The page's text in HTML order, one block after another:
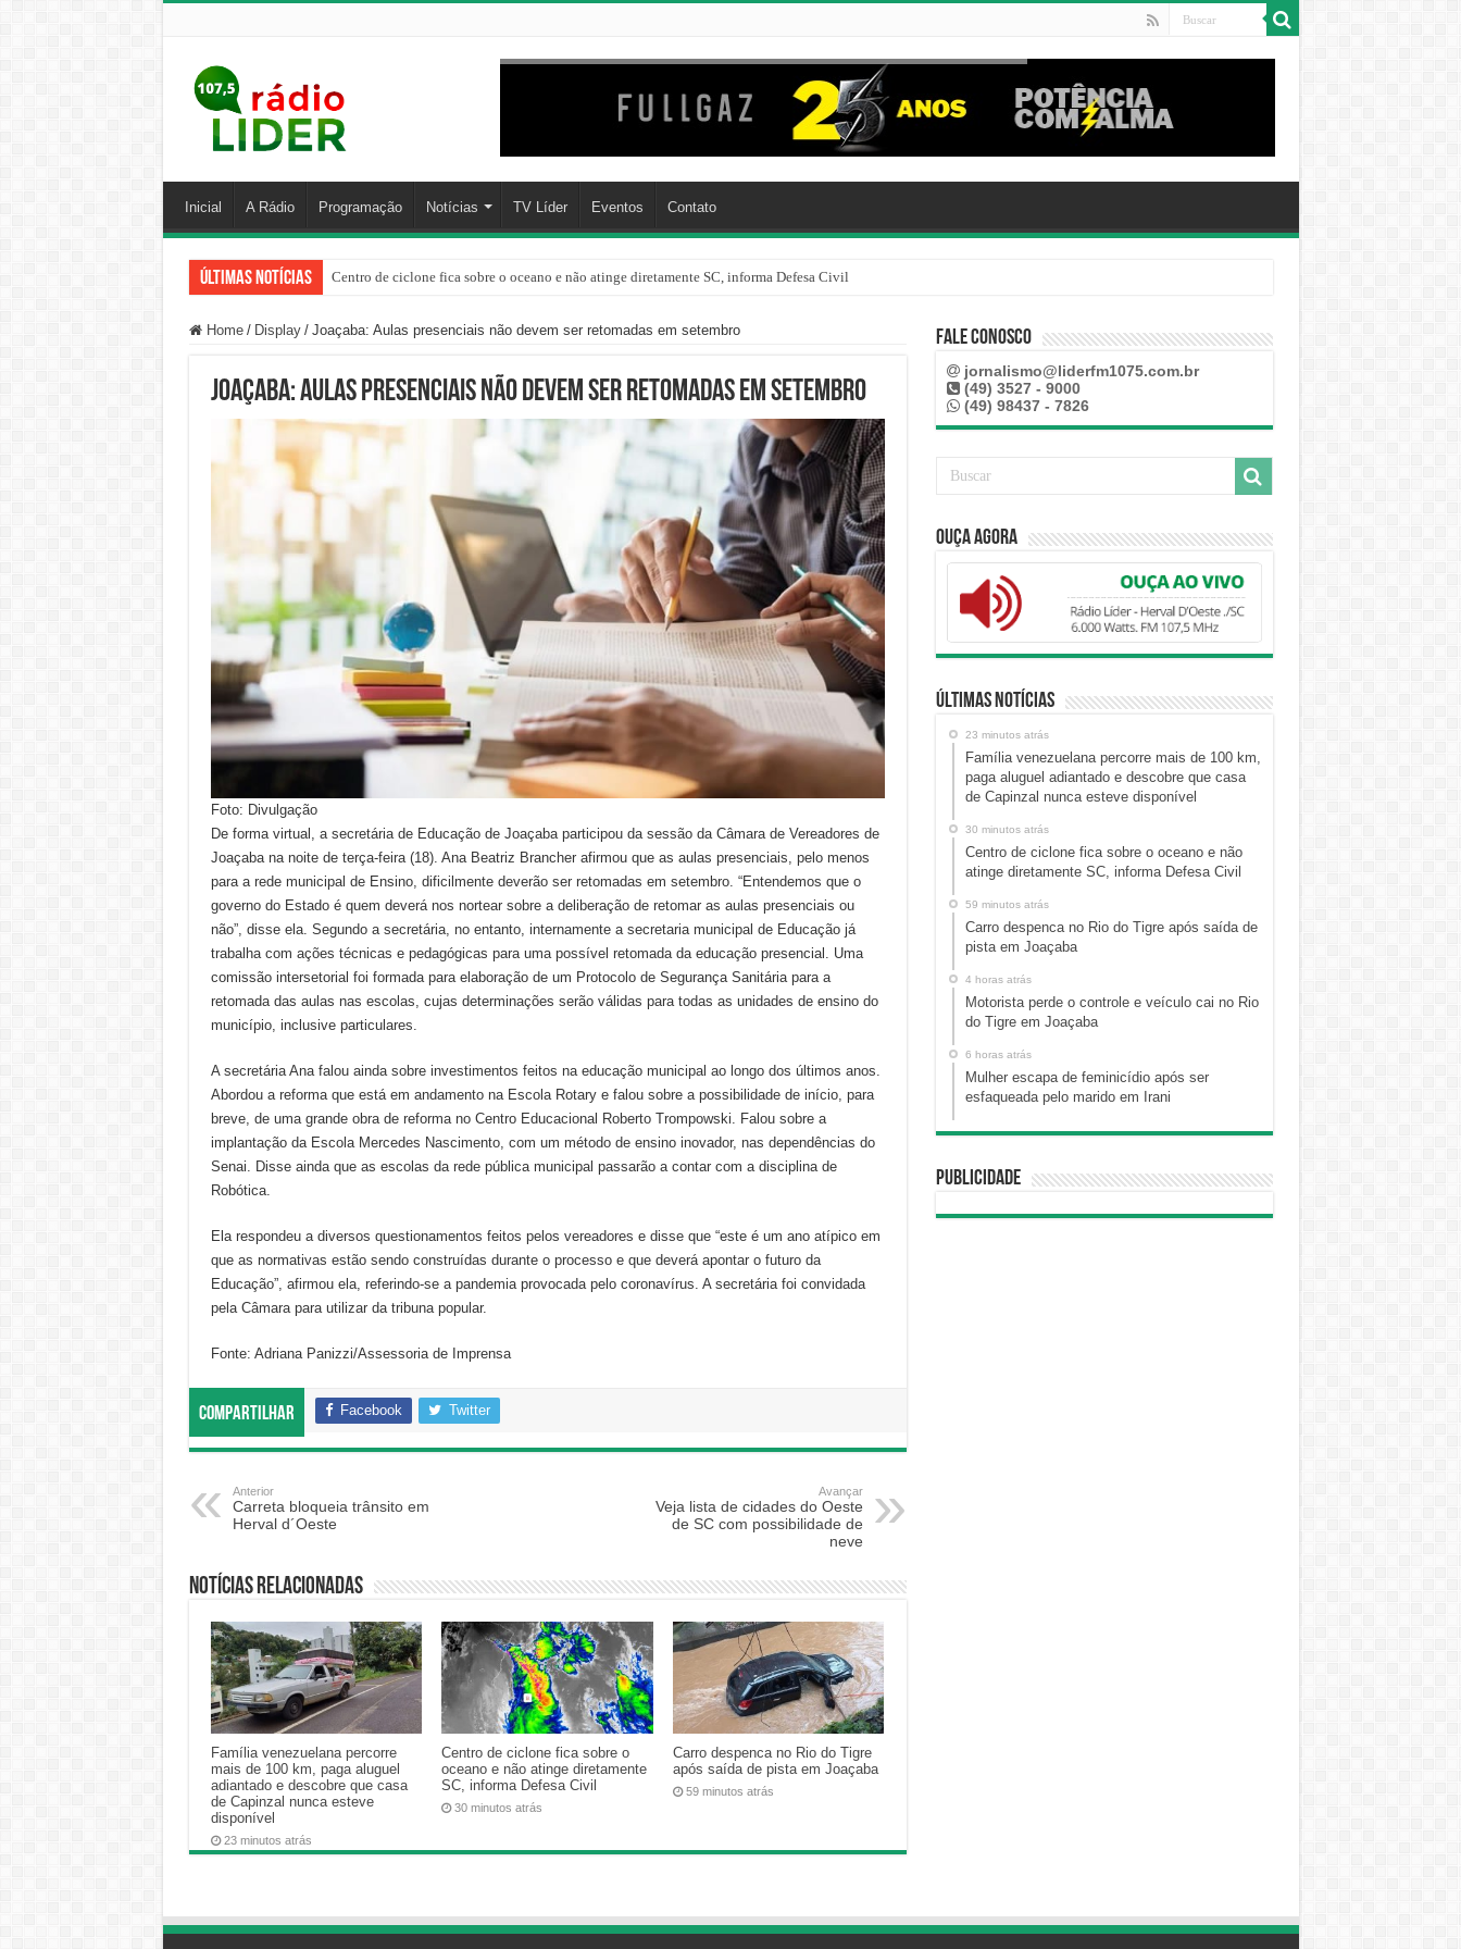
Inicial A Rádio Programação Notícias TV Líder Eventos Contato
Últimas Notícias Centro de ciclone fica sobre o oceano e não atinge diretamente SC, informa Defesa Civil
Home / Display / Joaçaba: Aulas presenciais não devem ser retomadas em setembro
Joaçaba: Aulas presenciais não devem ser retomadas em setembro
Foto: Divulgação
De forma virtual, a secretária de Educação de Joaçaba participou da sessão da Câmara de Vereadores de
Joaçaba na noite de terça-feira (18). Ana Beatriz Brancher afirmou que as aulas presenciais, pelo menos
para a rede municipal de Ensino, dificilmente deverão ser retomadas em setembro. “Entendemos que o
governo do Estado é quem deverá nos nortear sobre a deliberação de retomar as aulas presenciais ou
não”, disse ela. Segundo a secretária, no entanto, internamente a secretaria municipal de Educação já
trabalha com ações técnicas e pedagógicas para uma possível retomada da educação presencial. Uma
comissão intersetorial foi formada para elaboração de um Protocolo de Segurança Sanitária para a
retomada das aulas nas escolas, cujas determinações serão válidas para todas as unidades de ensino do
município, inclusive particulares.
A secretária Ana falou ainda sobre investimentos feitos na educação municipal ao longo dos últimos anos.
Abordou a reforma que está em andamento na Escola Rotary e falou sobre a possibilidade de início, para
breve, de uma grande obra de reforma no Centro Educacional Roberto Trompowski. Falou sobre a
implantação da Escola Mercedes Nascimento, com um método de ensino inovador, nas dependências do
Senai. Disse ainda que as escolas da rede pública municipal passarão a contar com a disciplina de
Robótica.
Ela respondeu a diversos questionamentos feitos pelos vereadores e disse que “este é um ano atípico em
que as normativas estão sendo construídas durante o processo e que deverá apontar o futuro da
Educação”, afirmou ela, referindo-se a pandemia provocada pelo coronavírus. A secretária foi convidada
pela Câmara para utilizar da tribuna popular.
Fonte: Adriana Panizzi/Assessoria de Imprensa
Compartilhar Facebook Twitter
Anterior
Carreta bloqueia trânsito em
Herval d´Oeste
Avançar
Veja lista de cidades do Oeste
de SC com possibilidade de
neve
Notícias relacionadas
Família venezuelana percorre
mais de 100 km, paga aluguel
adiantado e descobre que casa
de Capinzal nunca esteve
disponível
23 minutos atrás
Centro de ciclone fica sobre o
oceano e não atinge diretamente
SC, informa Defesa Civil
30 minutos atrás
Carro despenca no Rio do Tigre
após saída de pista em Joaçaba
59 minutos atrás
Fale Conosco
jornalismo@liderfm1075.com.br
(49) 3527 - 9000
(49) 98437 - 7826
Ouça Agora
Últimas Notícias
23 minutos atrás
Família venezuelana percorre mais de 100 km,
paga aluguel adiantado e descobre que casa
de Capinzal nunca esteve disponível
30 minutos atrás
Centro de ciclone fica sobre o oceano e não
atinge diretamente SC, informa Defesa Civil
59 minutos atrás
Carro despenca no Rio do Tigre após saída de
pista em Joaçaba
4 horas atrás
Motorista perde o controle e veículo cai no Rio
do Tigre em Joaçaba
6 horas atrás
Mulher escapa de feminicídio após ser
esfaqueada pelo marido em Irani
Publicidade